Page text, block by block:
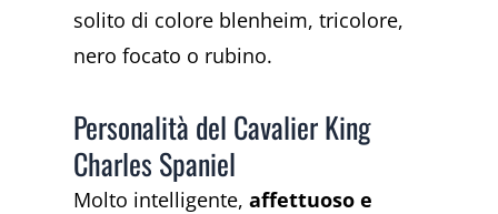
solito di colore blenheim, tricolore,
nero focato o rubino.
Personalità del Cavalier King
Charles Spaniel
Molto intelligente,affettuoso e